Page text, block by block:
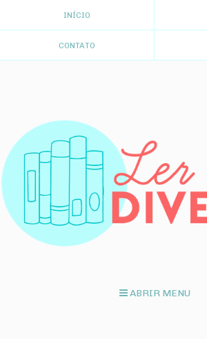
INÍCIO
CONTATO
ABRIR MENU